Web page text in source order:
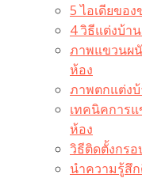
5 ไอเดียขอ
4 วิธีแต่งบ้า
ภาพแขวนผ
ห้อง
ภาพตกแต่ง
เทคนิคการ
ห้อง
วิธีติดตั้งกร
นำความรู้สึ